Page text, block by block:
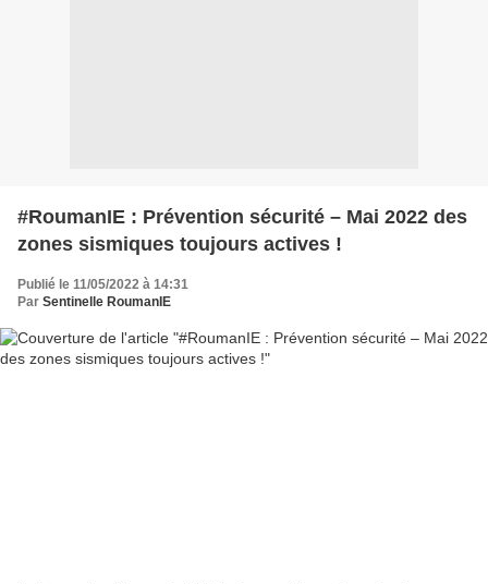
#RoumanIE : Prévention sécurité – Mai 2022 des
zones sismiques toujours actives !
Publié le 11/05/2022 à 14:31
Par Sentinelle RoumanIE